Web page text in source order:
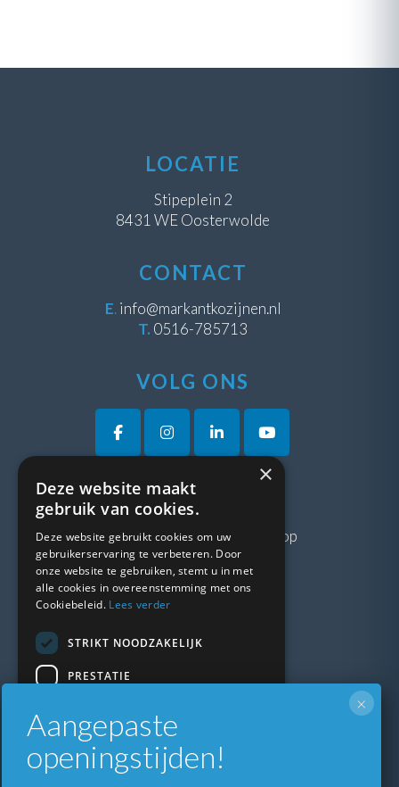
LOCATIE
Stipeplein 2
8431 WE Oosterwolde
CONTACT
E. info@markantkozijnen.nl
T. 0516-785713
VOLG ONS
VRAGEN?
Neem gerustcontactmet ons op
LINKS
Blogs
Algemene voorwaarden
Kunststof Kozijnen Friesland
Kunststof kozijnen Drenthe
Kunststof Kozijnen Drachten
Aangepaste
openingstijden!
×
×
Deze website maakt
gebruik van cookies.
Deze website gebruikt cookies om uw
gebruikerservaring te verbeteren. Door
onze website te gebruiken, stemt u in met
alle cookies in overeenstemming met ons
Cookiebeleid. Lees verder
STRIKT NOODZAKELIJK
PRESTATIE
FUNCTIONEEL
NIET-GECLASSIFICEERD